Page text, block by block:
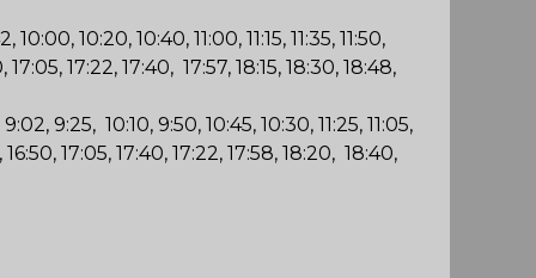
10:20, 10:40, 11:00, 11:15, 11:35, 11:50,
17:05, 17:22, 17:40, 17:57, 18:15, 18:30, 18:48,
9:25, 10:10, 9:50, 10:45, 10:30, 11:25, 11:05,
16:50, 17:05, 17:40, 17:22, 17:58, 18:20, 18:40,